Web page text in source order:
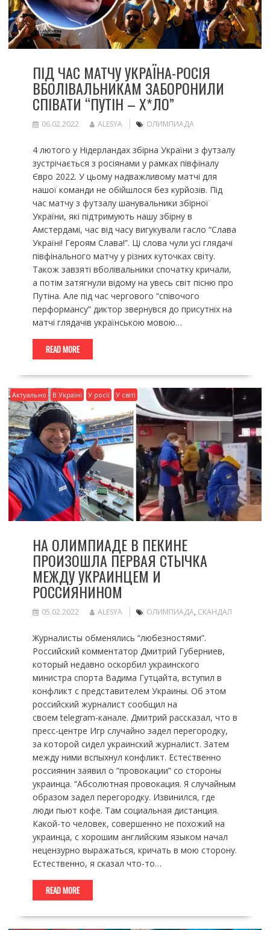
ПІД ЧАС МАТЧУ УКРАЇНА-РОСІЯ
ВБОЛІВАЛЬНИКАМ ЗАБОРОНИЛИ
СПІВАТИ “ПУТІН – Х*ЛО”
06.02.2022 ALESYA ОЛИМПИАДА
4 лютого у Нідерландах збірна України з футзалу
зустрічається з росіянами у рамках півфіналу
Євро 2022. У цьому надважливому матчі для
нашої команди не обійшлося без курйозів. Під
час матчу з футзалу шанувальники збірної
України, які підтримують нашу збірну в
Амстердамі, час від часу вигукували гасло “Слава
Україні! Героям Слава!”. Ці слова чули усі глядачі
півфінального матчу у різних куточках світу.
Також завзяті вболівальники спочатку кричали,
а потім затягнули відому на увесь світ пісню про
Путіна. Але під час чергового “співочого
перформансу” диктор звернувся до присутніх на
матчі глядачів українською мовою…
READ MORE
Актуально В Україні У росії У світі
НА ОЛИМПИАДЕ В ПЕКИНЕ
ПРОИЗОШЛА ПЕРВАЯ СТЫЧКА
МЕЖДУ УКРАИНЦЕМ И
РОССИЯНИНОМ
05.02.2022 ALESYA ОЛИМПИАДА, СКАНДАЛ
Журналисты обменялись “любезностями”.
Российский комментатор Дмитрий Губерниев,
который недавно оскорбил украинского
министра спорта Вадима Гутцайта, вступил в
конфликт с представителем Украины. Об этом
российский журналист сообщил на
своем telegram-канале. Дмитрий рассказал, что в
пресс-центре Игр случайно задел перегородку,
за которой сидел украинский журналист. Затем
между ними вспыхнул конфликт. Естественно
россиянин заявил о “провокации” со стороны
украинца. “Абсолютная провокация. Я случайным
образом задел перегородку. Извинился, где
люди пьют кофе. Там социальная дистанция.
Какой-то человек, совершенно не похожий на
украинца, с хорошим английским языком начал
нецензурно выражаться, кричать в мою сторону.
Естественно, я сказал что-то…
READ MORE